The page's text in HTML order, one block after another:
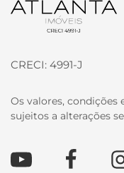
CRECI: 4991-J
Os valores, condições
sujeitos a alterações
Youtube Facebook